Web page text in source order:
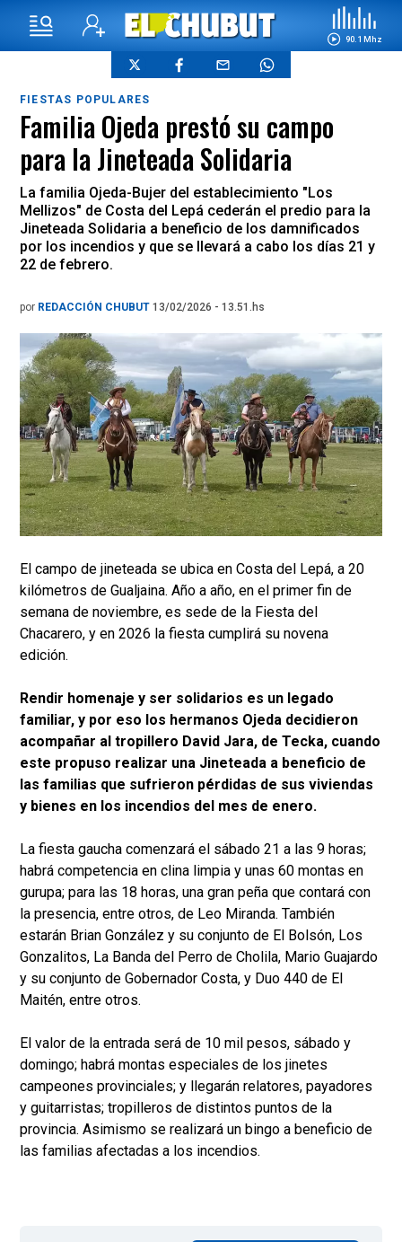
90.1 Mhz
FIESTAS POPULARES
Familia Ojeda prestó su campo
para la Jineteada Solidaria
La familia Ojeda-Bujer del establecimiento "Los
Mellizos" de Costa del Lepá cederán el predio para la
Jineteada Solidaria a beneficio de los damnificados
por los incendios y que se llevará a cabo los días 21 y
22 de febrero.
por REDACCIÓN CHUBUT 13/02/2026 - 13.51.hs
El campo de jineteada se ubica en Costa del Lepá, a 20
kilómetros de Gualjaina. Año a año, en el primer fin de
semana de noviembre, es sede de la Fiesta del
Chacarero, y en 2026 la fiesta cumplirá su novena
edición.
Rendir homenaje y ser solidarios es un legado
familiar, y por eso los hermanos Ojeda decidieron
acompañar al tropillero David Jara, de Tecka, cuando
este propuso realizar una Jineteada a beneficio de
las familias que sufrieron pérdidas de sus viviendas
y bienes en los incendios del mes de enero.
La fiesta gaucha comenzará el sábado 21 a las 9 horas;
habrá competencia en clina limpia y unas 60 montas en
gurupa; para las 18 horas, una gran peña que contará con
la presencia, entre otros, de Leo Miranda. También
estarán Brian González y su conjunto de El Bolsón, Los
Gonzalitos, La Banda del Perro de Cholila, Mario Guajardo
y su conjunto de Gobernador Costa, y Duo 440 de El
Maitén, entre otros.
El valor de la entrada será de 10 mil pesos, sábado y
domingo; habrá montas especiales de los jinetes
campeones provinciales; y llegarán relatores, payadores
y guitarristas; tropilleros de distintos puntos de la
provincia. Asimismo se realizará un bingo a beneficio de
las familias afectadas a los incendios.